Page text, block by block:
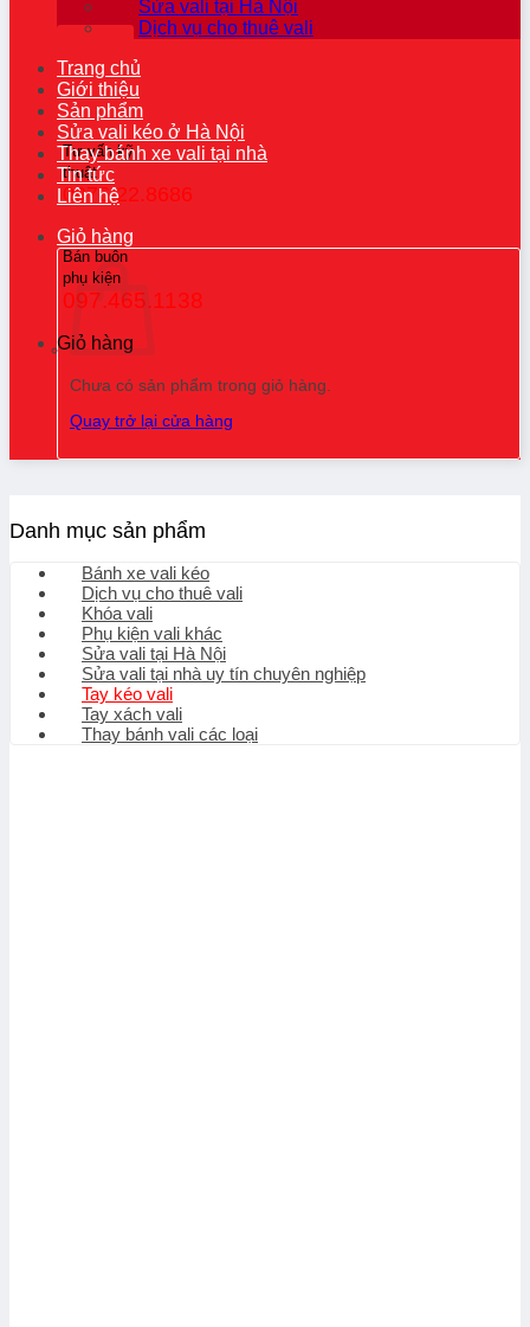
Tư vấn kỹ
thuật
0976.22.8686
Bán buôn
phụ kiện
097.465.1138
Giỏ hàng
Sửa vali tại Hà Nội
Dịch vụ cho thuê vali
Trang chủ
Giới thiệu
Sản phẩm
Sửa vali kéo ở Hà Nội
Thay bánh xe vali tại nhà
Tin tức
Liên hệ
Giỏ hàng
Chưa có sản phẩm trong giỏ hàng.
Quay trở lại cửa hàng
Danh mục sản phẩm
Bánh xe vali kéo
Dịch vụ cho thuê vali
Khóa vali
Phụ kiện vali khác
Sửa vali tại Hà Nội
Sửa vali tại nhà uy tín chuyên nghiệp
Tay kéo vali
Tay xách vali
Thay bánh vali các loại